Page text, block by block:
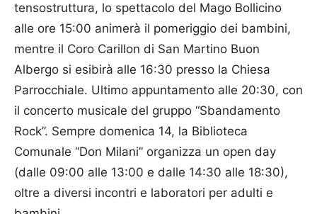
tensostruttura, lo spettacolo del Mago Bollicino
alle ore 15:00 animerà il pomeriggio dei bambini,
mentre il Coro Carillon di San Martino Buon
Albergo si esibirà alle 16:30 presso la Chiesa
Parrocchiale. Ultimo appuntamento alle 20:30, con
il concerto musicale del gruppo “Sbandamento
Rock”. Sempre domenica 14, la Biblioteca
Comunale “Don Milani” organizza un open day
(dalle 09:00 alle 13:00 e dalle 14:30 alle 18:30),
oltre a diversi incontri e laboratori per adulti e